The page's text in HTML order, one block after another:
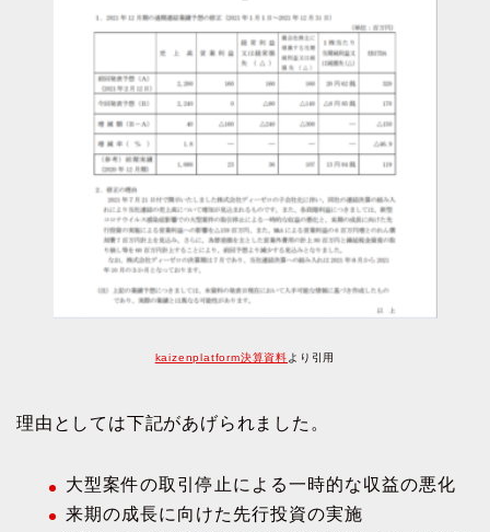
kaizenplatform決算資料 より引用
理由としては下記があげられました。
大型案件の取引停止による一時的な収益の悪化
来期の成長に向けた先行投資の実施